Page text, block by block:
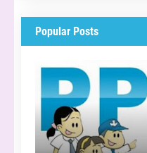
Popular Posts